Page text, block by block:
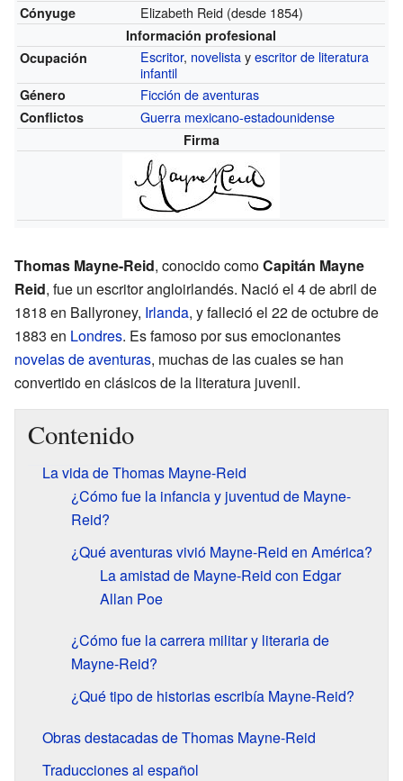
Cónyuge
Elizabeth Reid (desde 1854)
Información profesional
Ocupación
Escritor, novelistayescritor de literatura
infantil
Género Ficción de aventuras
Conflictos Guerra mexicano-estadounidense
Firma
Thomas Mayne-Reid, conocido comoCapitán Mayne
Reid, fue un escritor angloirlandés. Nació el 4 de abril de
1818 en Ballyroney, Irlanda, y falleció el 22 de octubre de
1883 en Londres. Es famoso por sus emocionantes
novelas de aventuras, muchas de las cuales se han
convertido en clásicos de la literatura juvenil.
Contenido
La vida de Thomas Mayne-Reid
¿Cómo fue la infancia y juventud de Mayne-
Reid?
¿Qué aventuras vivió Mayne-Reid en América?
La amistad de Mayne-Reid con Edgar
Allan Poe
¿Cómo fue la carrera militar y literaria de
Mayne-Reid?
¿Qué tipo de historias escribía Mayne-Reid?
Obras destacadas de Thomas Mayne-Reid
Traducciones al español